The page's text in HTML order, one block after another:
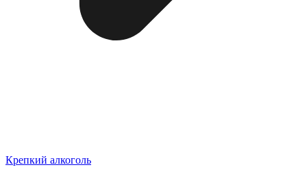
Крепкий алкоголь